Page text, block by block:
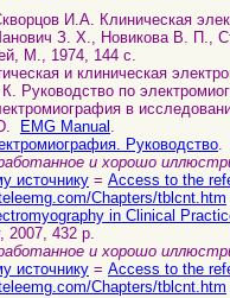
И.А. Клиническая
З. Х., Новикова В. П.,
М., 1974, 144 с.
и клиническая
Руководство по
в
EMG Manual .
Руководство.
и хорошо
источнику = Access to the
Chapters/tblcnt.htm
in Clinical
2007, 432 p.
и хорошо
источнику = Access to the
Chapters/tblcnt.htm